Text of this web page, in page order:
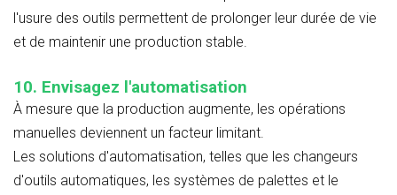
l'usure des outils permettent de prolonger leur durée de vie
et de maintenir une production stable.
10. Envisagez l'automatisation
À mesure que la production augmente, les opérations
manuelles deviennent un facteur limitant.
Les solutions d'automatisation, telles que les changeurs
d'outils automatiques, les systèmes de palettes et le